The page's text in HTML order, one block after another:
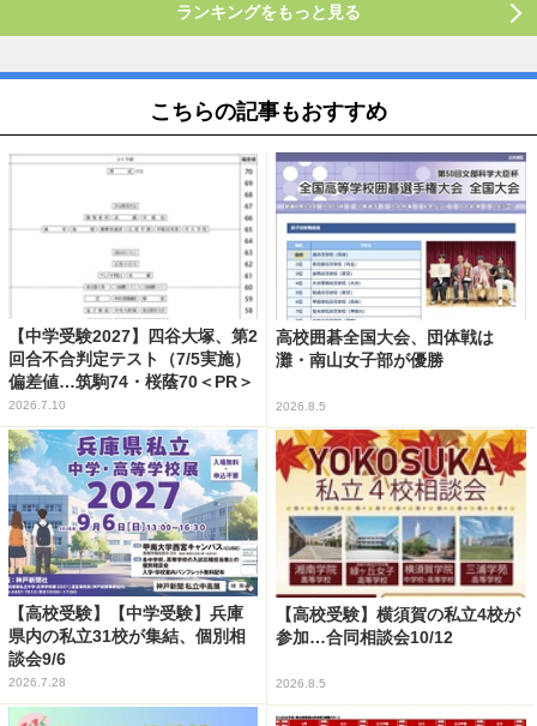
ランキングをもっと見る
こちらの記事もおすすめ
【中学受験2027】四谷大塚、第2
回合不合判定テスト（7/5実施）
偏差値…筑駒74・桜蔭70＜PR＞
2026.7.10
高校囲碁全国大会、団体戦は
灘・南山女子部が優勝
2026.8.5
【高校受験】【中学受験】兵庫
県内の私立31校が集結、個別相
談会9/6
2026.7.28
【高校受験】横須賀の私立4校が
参加…合同相談会10/12
2026.8.5